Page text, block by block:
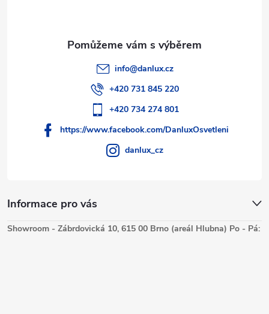
Informace pro vás
info@danlux.cz
+420 731 845 220
+420 734 274 801
https://www.facebook.com/DanluxOsvetleni
danlux_cz
Showroom - Zábrdovická 10, 615 00 Brno (areál Hlubna) Po - Pá: